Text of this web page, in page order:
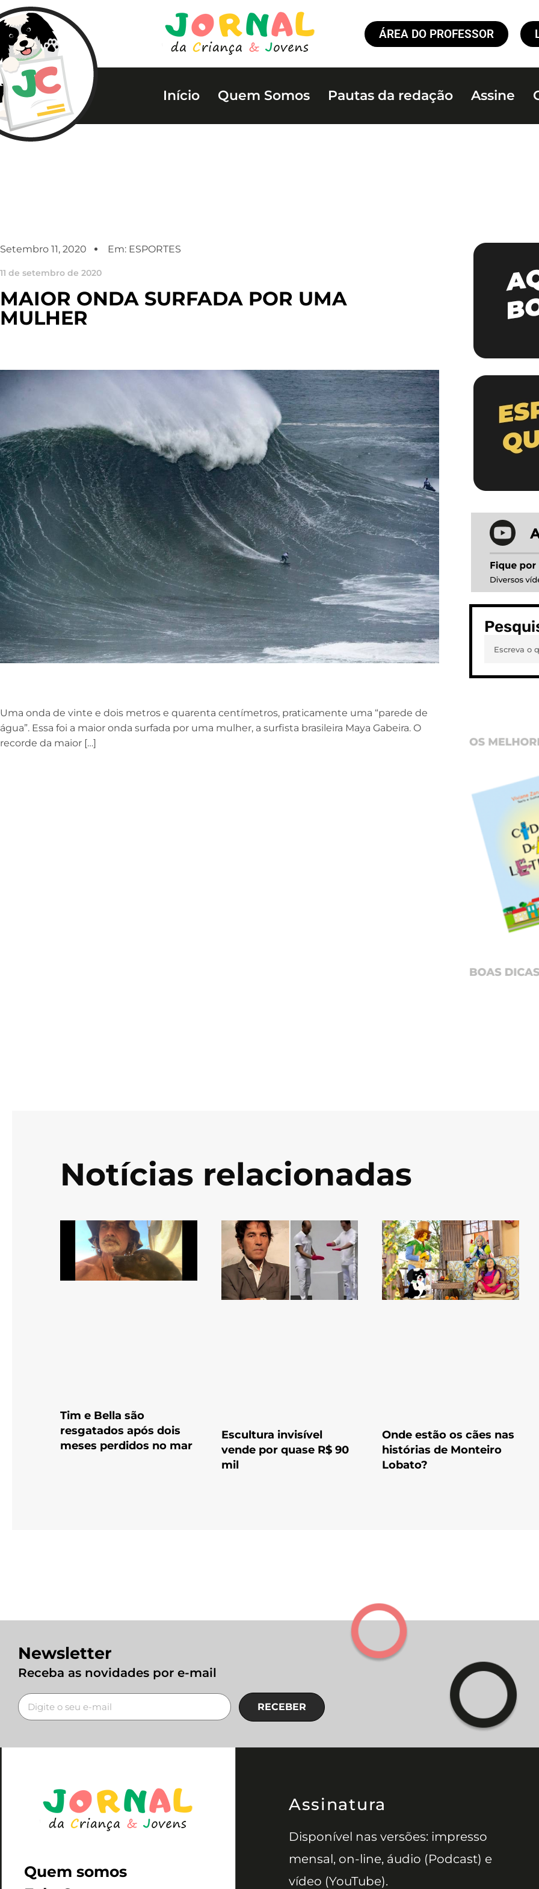
ÁREA DO PROFESSOR
Início Quem Somos Pautas da redação Assine
Setembro 11, 2020 Em: ESPORTES
11 de setembro de 2020
MAIOR ONDA SURFADA POR UMA
MULHER
Uma onda de vinte e dois metros e quarenta centímetros, praticamente uma “parede de
água”. Essa foi a maior onda surfada por uma mulher, a surfista brasileira Maya Gabeira. O
recorde da maior […]
Notícias relacionadas
Tim e Bella são
resgatados após dois
meses perdidos no mar
Escultura invisível
vende por quase R$ 90
mil
Onde estão os cães nas
histórias de Monteiro
Lobato?
Newsletter
Receba as novidades por e-mail
RECEBER
Quem somos
Assinatura
Disponível nas versões: impresso
mensal, on-line, áudio (Podcast) e
vídeo (YouTube).